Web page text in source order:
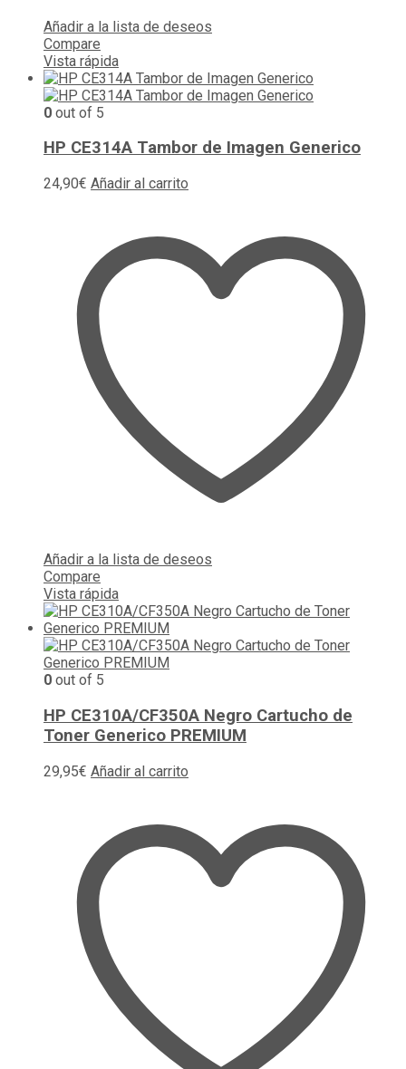
Añadir a la lista de deseos
Compare
Vista rápida
0 out of 5
HP CE314A Tambor de Imagen Generico
24,90€ Añadir al carrito
Añadir a la lista de deseos
Compare
Vista rápida
0 out of 5
HP CE310A/CF350A Negro Cartucho de
Toner Generico PREMIUM
29,95€ Añadir al carrito